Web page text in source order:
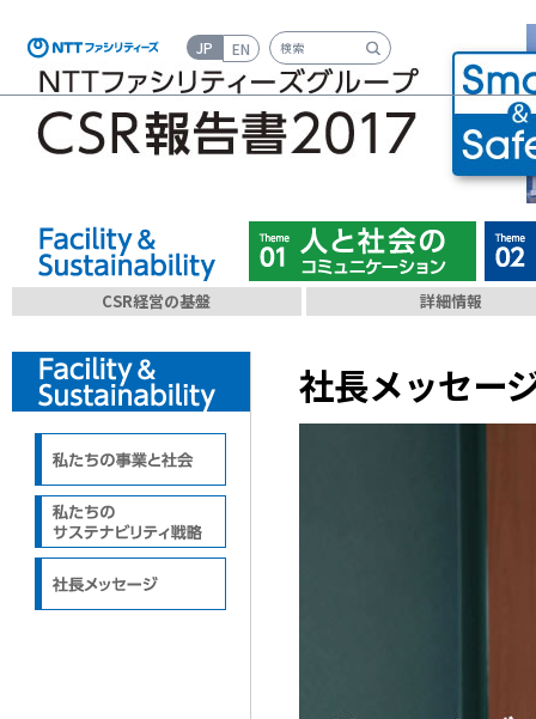
JP EN 検索キーワード入力
CSR経営の基盤 詳細情報
社長メッセー